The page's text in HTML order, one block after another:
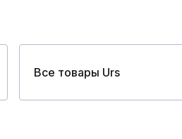
Все товары Urs